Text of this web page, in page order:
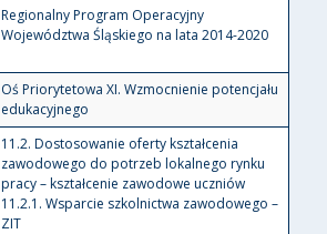
Regionalny Program Operacyjny
Województwa Śląskiego na lata 2014-2020
Oś Priorytetowa XI. Wzmocnienie potencjału
edukacyjnego
11.2. Dostosowanie oferty kształcenia
zawodowego do potrzeb lokalnego rynku
pracy – kształcenie zawodowe uczniów
11.2.1. Wsparcie szkolnictwa zawodowego –
ZIT